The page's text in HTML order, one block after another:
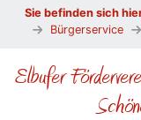
Sie befinden sich
Bürgerservice
Elbufer